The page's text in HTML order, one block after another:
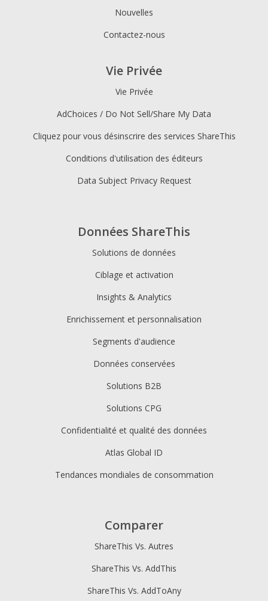
Données ShareThis
Solutions de données
Ciblage et activation
Insights & Analytics
Enrichissement et personnalisation
Segments d'audience
Données conservées
Solutions B2B
Solutions CPG
Confidentialité et qualité des données
Atlas Global ID
Tendances mondiales de consommation
Nouvelles
Contactez-nous
Vie Privée
Vie Privée
AdChoices / Do Not Sell/Share My Data
Cliquez pour vous désinscrire des services ShareThis
Conditions d'utilisation des éditeurs
Data Subject Privacy Request
Comparer
ShareThis Vs. Autres
ShareThis Vs. AddThis
ShareThis Vs. AddToAny